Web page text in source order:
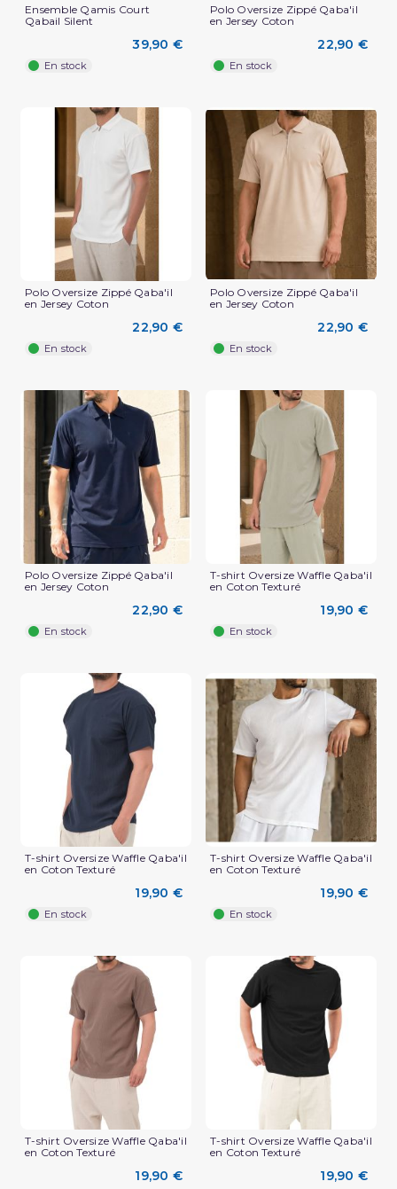
(2 avis)
(2 avis)
Ensemble Qamis Court
Qabail Silent
39,90 €
En stock
Polo Oversize Zippé Qaba'il
en Jersey Coton
22,90 €
En stock
Polo Oversize Zippé Qaba'il
en Jersey Coton
22,90 €
En stock
Polo Oversize Zippé Qaba'il
en Jersey Coton
22,90 €
En stock
Polo Oversize Zippé Qaba'il
en Jersey Coton
22,90 €
En stock
T-shirt Oversize Waffle Qaba'il
en Coton Texturé
19,90 €
En stock
T-shirt Oversize Waffle Qaba'il
en Coton Texturé
19,90 €
En stock
T-shirt Oversize Waffle Qaba'il
en Coton Texturé
19,90 €
En stock
T-shirt Oversize Waffle Qaba'il
en Coton Texturé
19,90 €
T-shirt Oversize Waffle Qaba'il
en Coton Texturé
19,90 €